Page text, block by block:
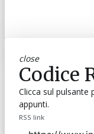
close
Codice
Clicca sul pulsante
appunti.
RSS link